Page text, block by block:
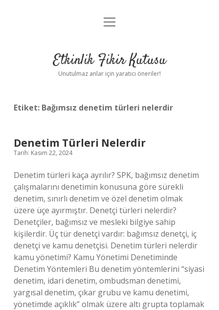
Anasayfa
Yasal Uyarı
menüyü
Etkinlik Fikir Kutusu
Unutulmaz anlar için yaratıcı öneriler!
Etiket: Bağımsız denetim türleri nelerdir
Denetim Türleri Nelerdir
Tarih: Kasım 22, 2024
Denetim türleri kaça ayrılır? SPK, bağımsız denetim
çalışmalarını denetimin konusuna göre sürekli
denetim, sınırlı denetim ve özel denetim olmak
üzere üçe ayırmıştır. Denetçi türleri nelerdir?
Denetçiler, bağımsız ve mesleki bilgiye sahip
kişilerdir. Üç tür denetçi vardır: bağımsız denetçi, iç
denetçi ve kamu denetçisi. Denetim türleri nelerdir
kamu yönetimi? Kamu Yönetimi Denetiminde
Denetim Yöntemleri Bu denetim yöntemlerini “siyasi
denetim, idari denetim, ombudsman denetimi,
yargısal denetim, çıkar grubu ve kamu denetimi,
yönetimde açıklık” olmak üzere altı grupta toplamak